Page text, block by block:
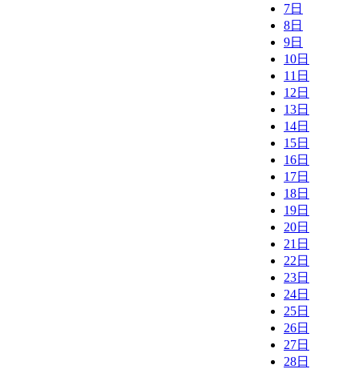
7日
8日
9日
10日
11日
12日
13日
14日
15日
16日
17日
18日
19日
20日
21日
22日
23日
24日
25日
26日
27日
28日